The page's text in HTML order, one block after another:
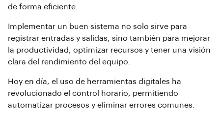
de forma eficiente.
Implementar un buen sistema no solo sirve para
registrar entradas y salidas, sino también para mejorar
la productividad, optimizar recursos y tener una visión
clara del rendimiento del equipo.
Hoy en día, el uso de herramientas digitales ha
revolucionado el control horario, permitiendo
automatizar procesos y eliminar errores comunes.